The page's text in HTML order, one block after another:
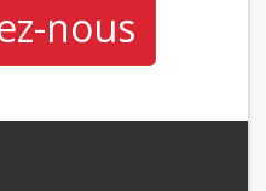
nous